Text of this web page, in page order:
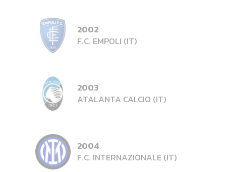
2002
F.C. EMPOLI (IT)
2003
ATALANTA CALCIO (IT)
2004
F.C. INTERNAZIONALE (IT)